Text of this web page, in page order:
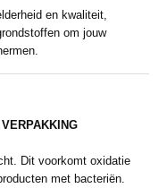
en kwaliteit,
om jouw
Dit voorkomt oxidatie
met bacteriën.